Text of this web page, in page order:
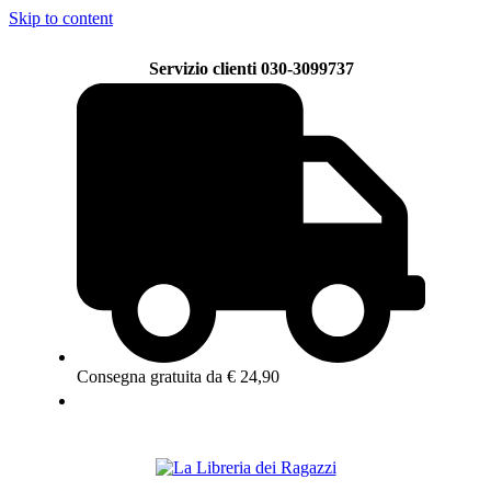
Skip to content
Servizio clienti 030-3099737
Consegna gratuita da € 24,90